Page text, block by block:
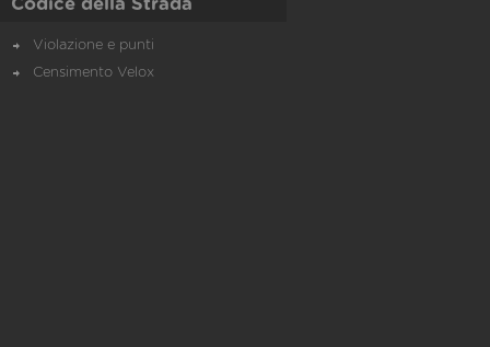
Codice della Strada
Violazione e punti
Censimento Velox